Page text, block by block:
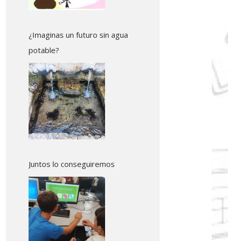
¿Imaginas un futuro sin agua
potable?
Juntos lo conseguiremos